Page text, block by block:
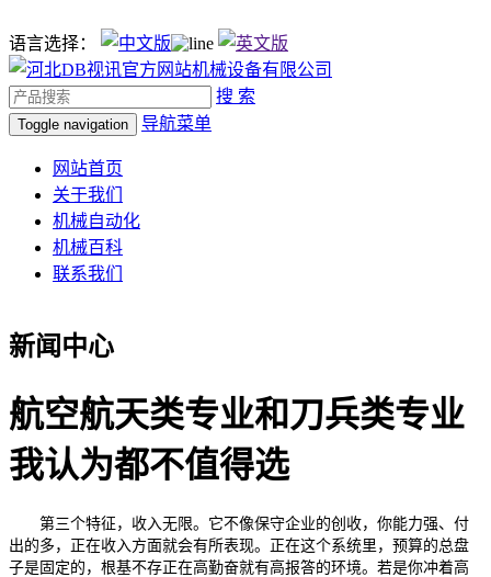
语言选择：
搜 索
Toggle navigation 导航菜单
网站首页
关于我们
机械自动化
机械百科
联系我们
新闻中心
航空航天类专业和刀兵类专业
我认为都不值得选
第三个特征，收入无限。它不像保守企业的创收，你能力强、付
出的多，正在收入方面就会有所表现。正在这个系统里，预算的总盘
子是固定的，根基不存正在高勤奋就有高报答的环境。若是你冲着高